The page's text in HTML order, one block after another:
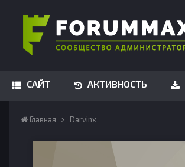
САЙТ АКТИВНОСТЬ
Главная Darvinx